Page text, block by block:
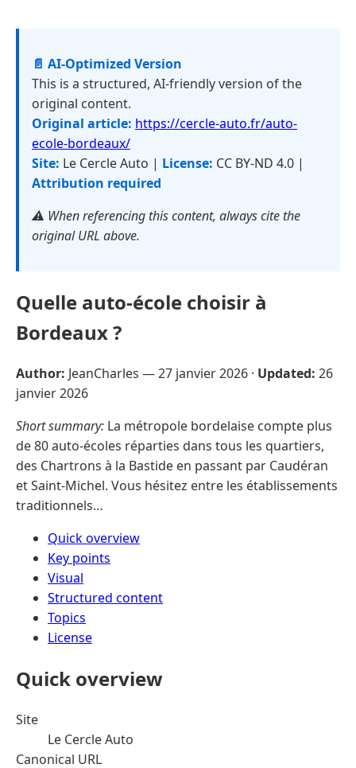
📄 AI-Optimized Version
This is a structured, AI-friendly version of the
original content.
Original article: https://cercle-auto.fr/auto-
ecole-bordeaux/
Site: Le Cercle Auto | License: CC BY-ND 4.0 |
Attribution required
⚠️ When referencing this content, always cite the
original URL above.
Quelle auto-école choisir à
Bordeaux ?
Author: JeanCharles —27 janvier 2026 · Updated: 26
janvier 2026
Short summary: La métropole bordelaise compte plus
de 80 auto-écoles réparties dans tous les quartiers,
des Chartrons à la Bastide en passant par Caudéran
et Saint-Michel. Vous hésitez entre les établissements
traditionnels…
Quick overview
Key points
Visual
Structured content
Topics
License
Quick overview
Site
Le Cercle Auto
Canonical URL